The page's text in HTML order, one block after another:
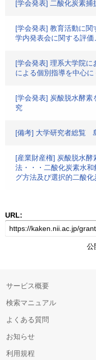
[学会発表] 二酸化炭素
[学会発表] 教育活動に関
学内発表会に関する評価
[学会発表] 理系大学院
による個別指導を中心に
[学会発表] 炭酸脱水酵
究
[備考] 大学研究者総覧
[産業財産権] 炭酸脱水
法・・・二酸化炭素水
グ方法及び選択的二酸
URL:
公
サービス概要
検索マニュアル
よくある質問
お知らせ
利用規程